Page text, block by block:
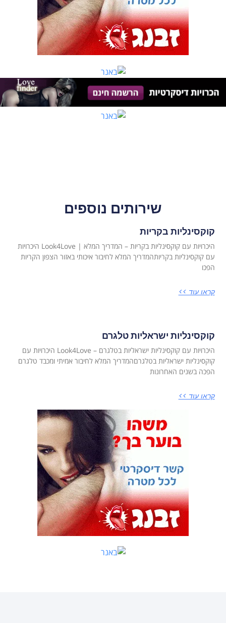
שירותים נוספים
קוקסינליות בקריות
היכרויות עם קוקסינליות בקריות – המדריך המלא | Look4Love היכרויות
עם קוקסינליות בקריותהמדריך המלא לחיבור איכותי באזור הצפון הקריות
הפכו
קראו עוד >>
קוקסינליות ישראליות טלגרם
היכרויות עם קוקסינליות ישראליות בטלגרם – Look4Love היכרויות עם
קוקסינליות ישראליות בטלגרםהמדריך המלא לחיבור אמיתי ומכבד טלגרם
הפכה בשנים האחרונות
קראו עוד >>